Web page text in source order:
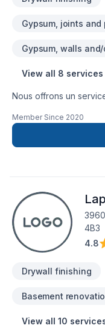
Gypsum, joints and
Gypsum, walls
View all 8 services
Nous offrons un
extérieur). Nous
Montréal et jusqu'a
Member Since 2020
4B3
4.8
Drywall finishing
Basement
View all 10